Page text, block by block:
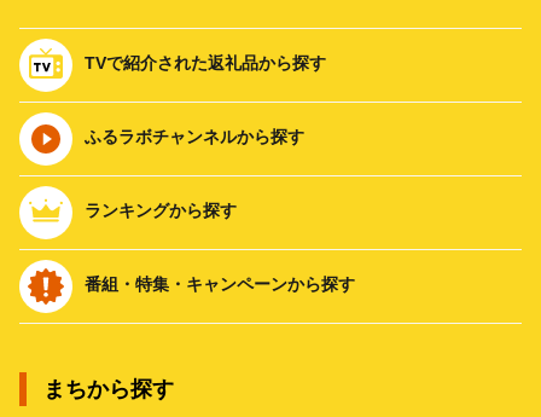
TVで紹介された返礼品から探す
ふるラボチャンネルから探す
ランキングから探す
番組・特集・キャンペーンから探す
まちから探す